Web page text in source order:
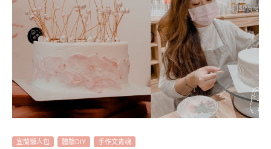
宜蘭懶人包 體驗DIY 手作文青魂